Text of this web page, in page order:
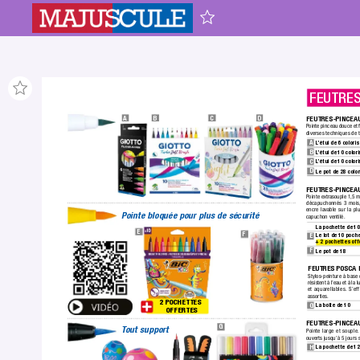
Tout support
Pointe bloquée pour plus de sécurité
E F
G
G La boîte de 10
FEUTRES POSCA
Stylos-peinture à base
résistent à l’eau et à la
et aquarellables.
assorties.
La pochette de 10
E
Le lot de 10
+ 2 pochettes
F Le pot de 18
FEUTRES-
Pointe extrasouple 1,5
décapuchonnés 3
encre lavable sur la
capuchon ventilé.
A L’étui de 6 coloris
B L’étui de 10
C L’étui de 10
D Le pot de 28
FEUTRES-
Pointe pinceau douce et
diverses techniques de
H La pochette de 12
FEUTRES-
Pointe large et souple.
ouverts jusqu’à 5 jours
2 POCHETTES
OFFERTES
B C D
A